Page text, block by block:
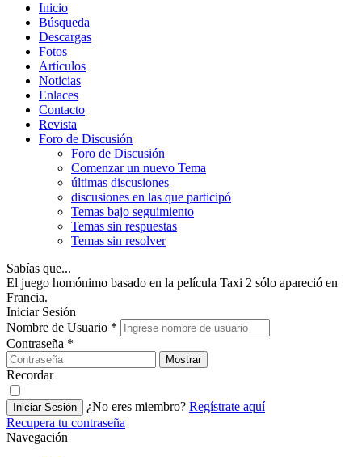
Inicio
Búsqueda
Descargas
Fotos
Artículos
Noticias
Enlaces
Contacto
Revista
Foro de Discusión
Foro de Discusión
Comenzar un nuevo Tema
últimas discusiones
discusiones en las que participó
Temas bajo seguimiento
Temas sin respuestas
Temas sin resolver
Sabías que...
El juego homónimo basado en la película Taxi 2 sólo apareció en
Francia.
Iniciar Sesión
Nombre de Usuario *
Contraseña *
Mostrar
Recordar
Iniciar Sesión ¿No eres miembro? Regístrate aquí
Recupera tu contraseña
Navegación